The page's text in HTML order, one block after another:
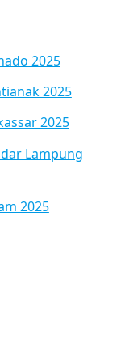
2025
2025
2025
Lampung
2025